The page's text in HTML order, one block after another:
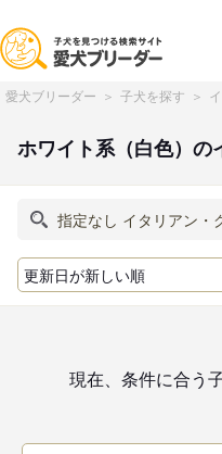
愛犬ブリーダー 子犬を探す
ホワイト系（白色）の
現在、条件に合う